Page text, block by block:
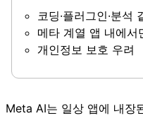
코딩·플러그인·분석
메타 계열 앱 내에서
개인정보 보호 우려
Meta AI는 일상 앱에 내장